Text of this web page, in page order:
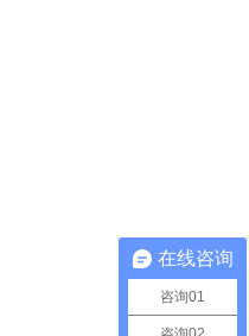
在线咨询
咨询01